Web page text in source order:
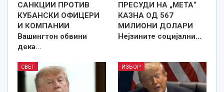
САНКЦИИ ПРОТИВ
КУБАНСКИ ОФИЦЕРИ
И КОМПАНИИ
Вашингтон обвини
дека…
ПРЕСУДИ НА „МЕТА“
КАЗНА ОД 567
МИЛИОНИ ДОЛАРИ
Нејзините социјални…
СВЕТ ИЗБОР